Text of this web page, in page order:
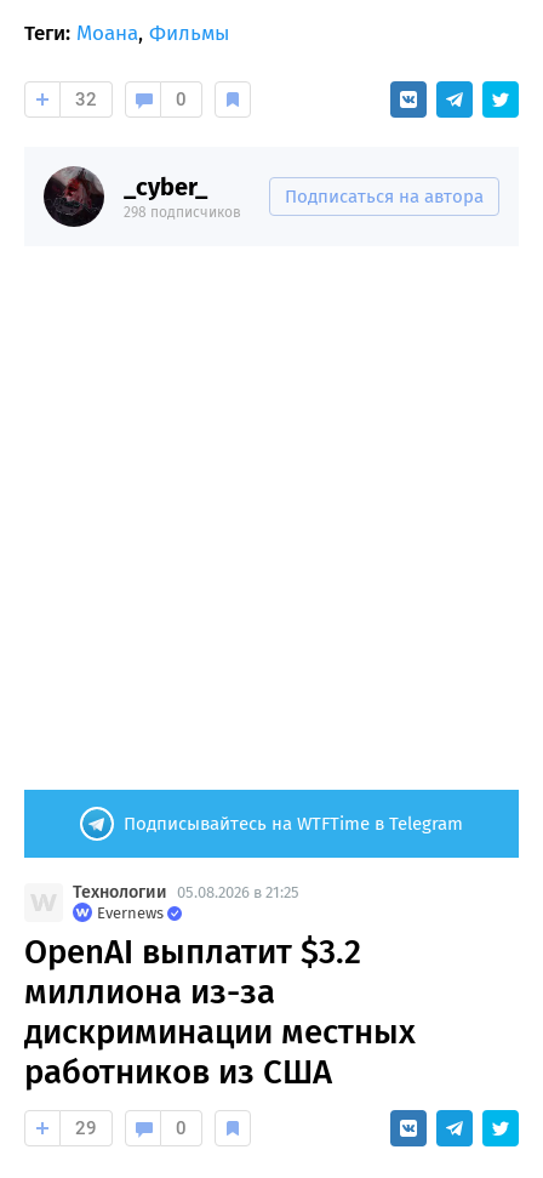
Теги: Моана, Фильмы
32 0
_cyber_
298 подписчиков
Подписаться на автора
Подписывайтесь на WTFTime в Telegram
Технологии 05.08.2026 в 21:25
Evernews
OpenAI выплатит $3.2
миллиона из-за
дискриминации местных
работников из США
29 0